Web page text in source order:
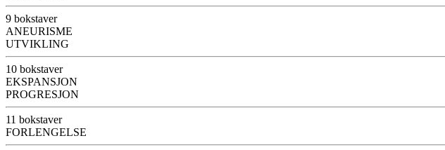
9 bokstaver
ANEURISME
UTVIKLING
10 bokstaver
EKSPANSJON
PROGRESJON
11 bokstaver
FORLENGELSE